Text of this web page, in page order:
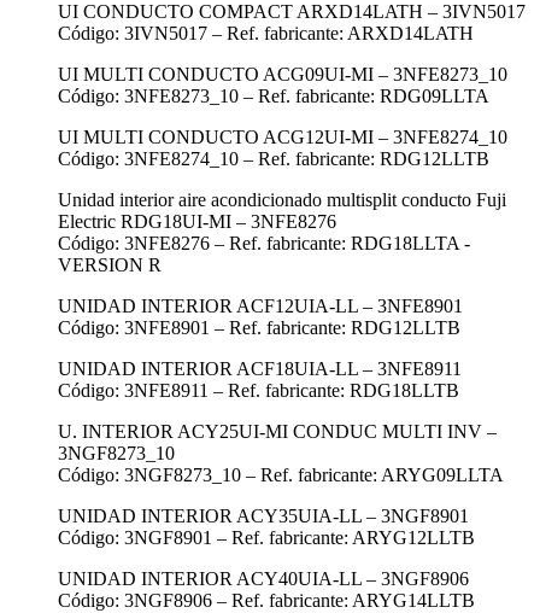
UI CONDUCTO COMPACT ARXD14LATH – 3IVN5017
Código: 3IVN5017 – Ref. fabricante: ARXD14LATH
UI MULTI CONDUCTO ACG09UI-MI – 3NFE8273_10
Código: 3NFE8273_10 – Ref. fabricante: RDG09LLTA
UI MULTI CONDUCTO ACG12UI-MI – 3NFE8274_10
Código: 3NFE8274_10 – Ref. fabricante: RDG12LLTB
Unidad interior aire acondicionado multisplit conducto Fuji
Electric RDG18UI-MI – 3NFE8276
Código: 3NFE8276 – Ref. fabricante: RDG18LLTA -
VERSION R
UNIDAD INTERIOR ACF12UIA-LL – 3NFE8901
Código: 3NFE8901 – Ref. fabricante: RDG12LLTB
UNIDAD INTERIOR ACF18UIA-LL – 3NFE8911
Código: 3NFE8911 – Ref. fabricante: RDG18LLTB
U. INTERIOR ACY25UI-MI CONDUC MULTI INV –
3NGF8273_10
Código: 3NGF8273_10 – Ref. fabricante: ARYG09LLTA
UNIDAD INTERIOR ACY35UIA-LL – 3NGF8901
Código: 3NGF8901 – Ref. fabricante: ARYG12LLTB
UNIDAD INTERIOR ACY40UIA-LL – 3NGF8906
Código: 3NGF8906 – Ref. fabricante: ARYG14LLTB